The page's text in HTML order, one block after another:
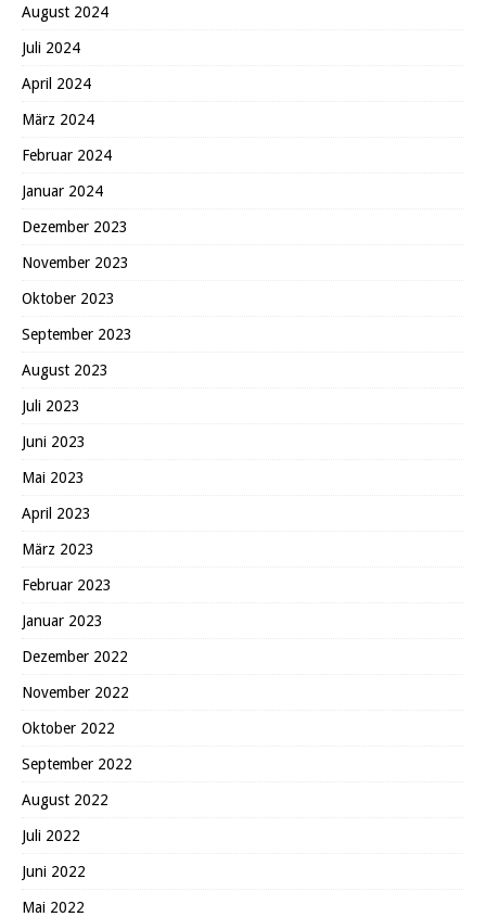
August 2024
Juli 2024
April 2024
März 2024
Februar 2024
Januar 2024
Dezember 2023
November 2023
Oktober 2023
September 2023
August 2023
Juli 2023
Juni 2023
Mai 2023
April 2023
März 2023
Februar 2023
Januar 2023
Dezember 2022
November 2022
Oktober 2022
September 2022
August 2022
Juli 2022
Juni 2022
Mai 2022